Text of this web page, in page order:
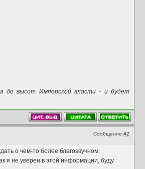
до высот Имперской власти - и будет
Сообщение #2
о чем-то более благозвучном.
я не уверен в этой информации, буду